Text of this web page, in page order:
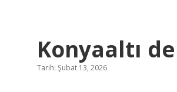
Konyaaltı
Tarih: Şubat 13, 2026